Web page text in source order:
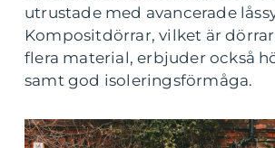
utrustade med avancerade
Kompositdörrar, vilket är
flera material, erbjuder också
samt god isoleringsförmåga.